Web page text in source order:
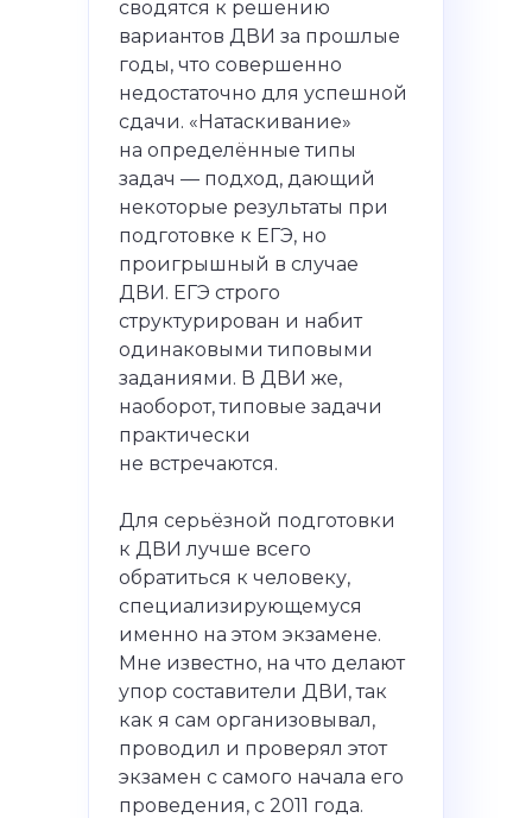
сводятся к решению
вариантов ДВИ за прошлые
годы, что совершенно
недостаточно для успешной
сдачи. «Натаскивание»
на определённые типы
задач — подход, дающий
некоторые результаты при
подготовке к ЕГЭ, но
проигрышный в случае
ДВИ. ЕГЭ строго
структурирован и набит
одинаковыми типовыми
заданиями. В ДВИ же,
наоборот, типовые задачи
практически
не встречаются.
Для серьёзной подготовки
к ДВИ лучше всего
обратиться к человеку,
специализирующемуся
именно на этом экзамене.
Мне известно, на что делают
упор составители ДВИ, так
как я сам организовывал,
проводил и проверял этот
экзамен с самого начала его
проведения, с 2011 года.